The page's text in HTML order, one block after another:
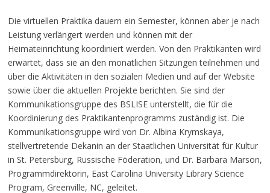
Die virtuellen Praktika dauern ein Semester, können aber je nach
Leistung verlängert werden und können mit der
Heimateinrichtung koordiniert werden. Von den Praktikanten wird
erwartet, dass sie an den monatlichen Sitzungen teilnehmen und
über die Aktivitäten in den sozialen Medien und auf der Website
sowie über die aktuellen Projekte berichten. Sie sind der
Kommunikationsgruppe des BSLISE unterstellt, die für die
Koordinierung des Praktikantenprogramms zuständig ist. Die
Kommunikationsgruppe wird von Dr. Albina Krymskaya,
stellvertretende Dekanin an der Staatlichen Universität für Kultur
in St. Petersburg, Russische Föderation, und Dr. Barbara Marson,
Programmdirektorin, East Carolina University Library Science
Program, Greenville, NC, geleitet.